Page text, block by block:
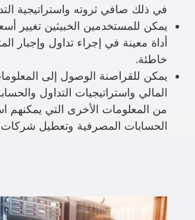
في ذلك صافي ثروته واستراتيجية
يمكن للمستخدمين الخبيثين تغيير
أداة معينة في إجراء تداول وإجبار
خاطئة.
يمكن للقراصنة الوصول إلى
المالي واستراتيجيات التداول
من المعلومات الأخرى التي يمكنهم
الحسابات المصرفية وتعطيل